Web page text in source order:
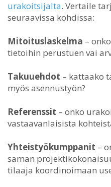
urakoitsijalta. Vertaile
seuraavissa kohdissa:
Mitoituslaskelma –
tietoihin perustuen vai
Takuuehdot – kattaako
myös asennustyön?
Referenssit – onko
vastaavanlaisista
Yhteistyökumppanit –
saman
tilaaja koordinoimaan